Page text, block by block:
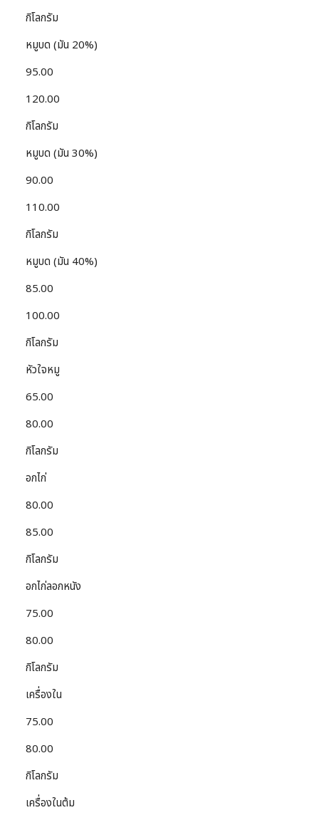
กิโลกรัม
หมูบด (มัน 20%)
95.00
120.00
กิโลกรัม
หมูบด (มัน 30%)
90.00
110.00
กิโลกรัม
หมูบด (มัน 40%)
85.00
100.00
กิโลกรัม
หัวใจหมู
65.00
80.00
กิโลกรัม
อกไก่
80.00
85.00
กิโลกรัม
อกไก่ลอกหนัง
75.00
80.00
กิโลกรัม
เครื่องใน
75.00
80.00
กิโลกรัม
เครื่องในต้ม